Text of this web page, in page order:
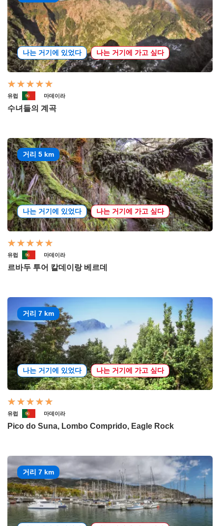
나는 거기에 있었다 나는 거기에 가고 싶다
유럽 마데이라
수녀들의 계곡
거리 5 km
나는 거기에 있었다 나는 거기에 가고 싶다
유럽 마데이라
르바두 투어 칼데이랑 베르데
거리 7 km
나는 거기에 있었다 나는 거기에 가고 싶다
유럽 마데이라
Pico do Suna, Lombo Comprido, Eagle Rock
거리 7 km